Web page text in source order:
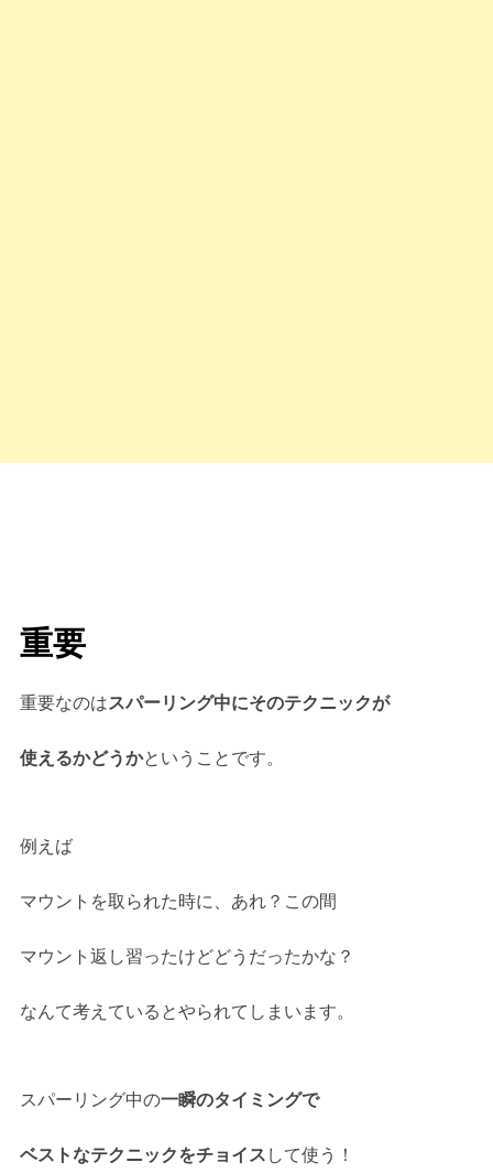
重要
重要なのはスパーリング中にそのテクニックが
使えるかどうかということです。
例えば
マウントを取られた時に、あれ？この間
マウント返し習ったけどどうだったかな？
なんて考えているとやられてしまいます。
スパーリング中の一瞬のタイミングで
ベストなテクニックをチョイス して使う！